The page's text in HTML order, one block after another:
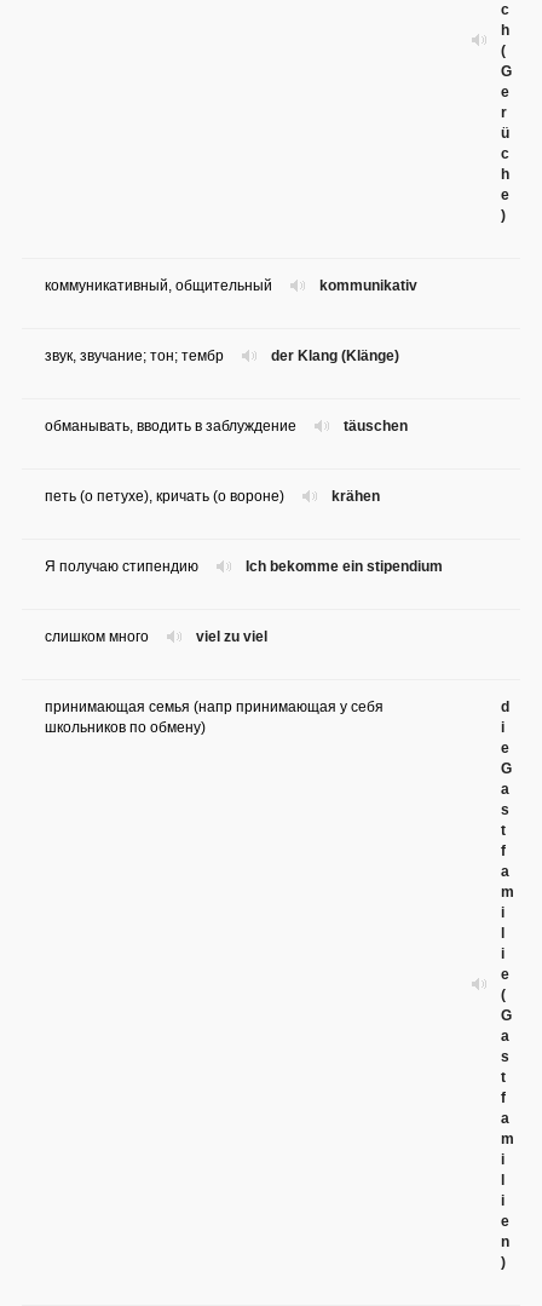
c
h
(
G
e
r
ü
c
h
e
)
kommunikativ
коммуникативный, общительный
der Klang (Klänge)
звук, звучание; тон; тембр
täuschen
обманывать, вводить в заблуждение
krähen
петь (о петухе), кричать (о вороне)
Ich bekomme ein stipendium
Я получаю стипендию
viel zu viel
слишком много
d
i
e
G
a
s
t
f
a
m
i
i
e
(
G
a
s
t
f
a
m
i
i
e
n
)
принимающая семья (напр принимающая у себя
школьников по обмену)